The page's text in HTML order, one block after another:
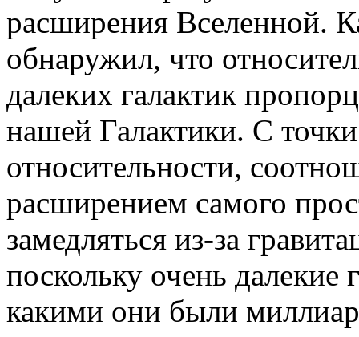
расширения Вселенной.
обнаружил, что
далеких галактик
нашей Галактики. С
относительности,
расширением самого
замедляться из-за
поскольку очень
какими они были